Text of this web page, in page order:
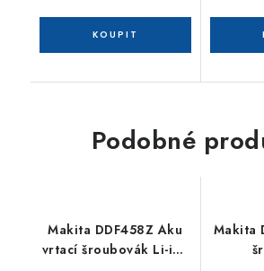
Podobné
Makita DDF458Z Aku
vrtací šroubovák Li-ion
Makita